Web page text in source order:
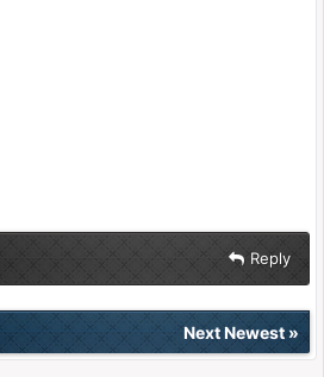
Reply
Next Newest»